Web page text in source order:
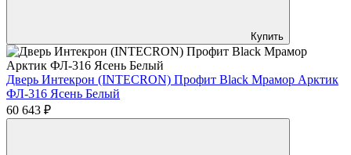
Купить
Дверь Интекрон (INTECRON) Профит Black Мрамор Арктик
ФЛ-316 Ясень Белый
60 643 ₽